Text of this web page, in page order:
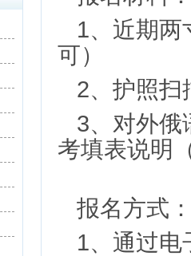
1、近期两
可）
2、护照扫
3、对外俄
考填表说明
报名方式
1、通过电